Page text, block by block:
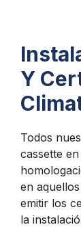
Y
Todos
cassette
en
emitir los
la